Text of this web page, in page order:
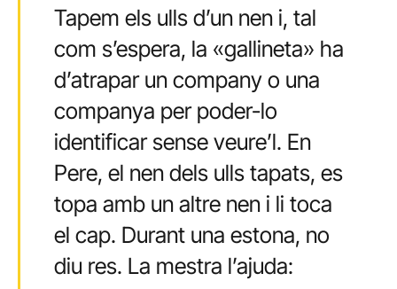
Tapem els ulls d’un nen i, tal
com s’espera, la «gallineta» ha
d’atrapar un company o una
companya per poder-lo
identificar sense veure’l. En
Pere, el nen dels ulls tapats, es
topa amb un altre nen i li toca
el cap. Durant una estona, no
diu res. La mestra l’ajuda: